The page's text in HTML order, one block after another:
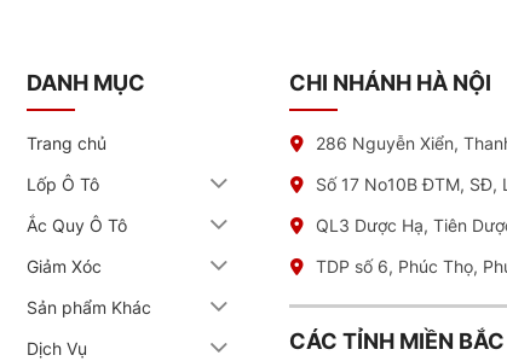
tâm NAT
lốp xe ở 3 nơi khác nhau và đều không hài lòng. “ Tôi từng
cần đúng kỹ thuật.
5 bước:
DANH MỤC
Trang chủ
Lốp Ô Tô
Ắc Quy Ô Tô
Giảm Xóc
Sản phẩm Khác
Dịch Vụ
CHI NHÁNH HÀ NỘI
286 Nguyễn Xiển,
Số 17 No10B ĐTM, SĐ,
QL3 Dược Hạ, Tiên
TDP số 6, Phúc Thọ,
CÁC TỈNH MIỀN BẮC